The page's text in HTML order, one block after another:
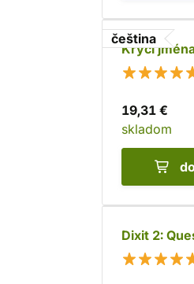
čeština
Krycí
19,31 €
skladom
Dixit 2: